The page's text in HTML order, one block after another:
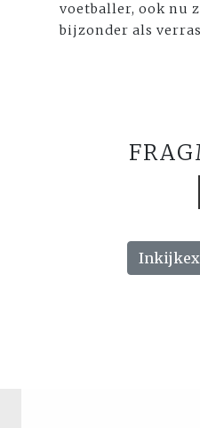
voetballer, ook nu
bijzonder als